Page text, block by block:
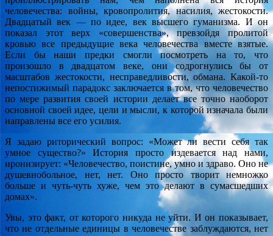
человечества: войны, кровопролития, насилия, жестокости.
Двадцатый век — по идее, век высшего гуманизма. И он
показал этот верх «совершенства», превзойдя пролитой
кровью все предыдущие века человечества вместе взятые.
Если бы наши предки смогли посмотреть на то, что
произошло в двадцатом веке, они содрогнулись бы от
масштабов жестокости, несправедливости, обмана. Какой-то
непостижимый парадокс заключается в том, что человечество
по мере развития своей истории делает все точно наоборот
основной своей идее, цели и мысли, к которой изначала были
направлены все его усилия.
Я задаю риторический вопрос: «Может ли вести себя так
умное существо?» История просто издевается над нами,
иронизирует: «Человечество, поистине, умно и здраво. Оно не
душевнобольное, нет, нет. Оно просто творит немножко
больше и чуть-чуть хуже, чем это делают в сумасшедших
домах».
Увы, это факт, от которого никуда не уйти. И он показывает,
что не отдельные единицы в человечестве заблуждаются, нет